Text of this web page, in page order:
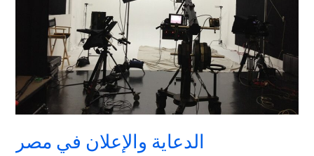
الدعاية والإعلان في مصر